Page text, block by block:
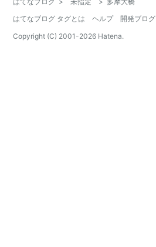
はてなブログ タグとは
ヘルプ 開発ブログ
Copyright (C) 2001-2026 Hatena.